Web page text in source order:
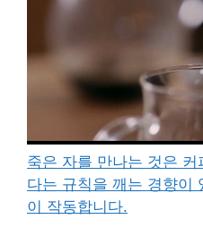
죽은 자를 만나는 것은
다는 규칙을 깨는 경향이
이 작동합니다.